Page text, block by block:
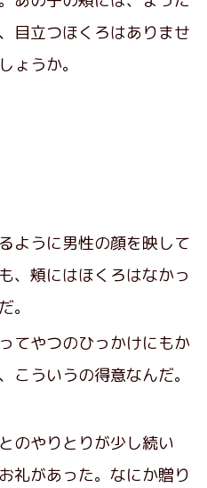
目立つほくろはありませ
ょうか。
ように男性の顔を映して
、頬にはほくろはなかっ
。
てやつのひっかけにもか
こういうの得意なんだ。
のやりとりが少し続い
礼があった。なにか贈り